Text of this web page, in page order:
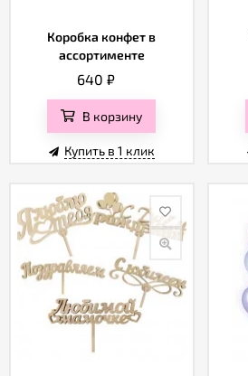
Коробка конфет в
ассортименте
640₽
В корзину
Купить в 1 клик